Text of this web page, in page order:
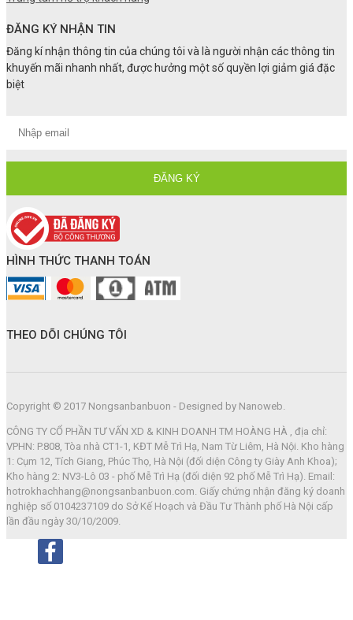
ĐĂNG KÝ NHẬN TIN
Đăng kí nhận thông tin của chúng tôi và là người nhận các thông tin
khuyến mãi nhanh nhất, được hưởng một số quyền lợi giảm giá đặc
biệt
HÌNH THỨC THANH TOÁN
THEO DÕI CHÚNG TÔI
Copyright © 2017 Nongsanbanbuon - Designed by Nanoweb.
CÔNG TY CỔ PHẦN TƯ VẤN XD & KINH DOANH TM HOÀNG HÀ , địa chỉ:
VPHN: P.808, Tòa nhà CT1-1, KĐT Mễ Trì Hạ, Nam Từ Liêm, Hà Nội. Kho hàng
1: Cụm 12, Tích Giang, Phúc Thọ, Hà Nội (đối diện Công ty Giày Anh Khoa);
Kho hàng 2: NV3-Lô 03 - phố Mễ Trì Hạ (đối diện 92 phố Mễ Trì Hạ). Email:
hotrokhachhang@nongsanbanbuon.com. Giấy chứng nhận đăng ký doanh
nghiệp số 0104237109 do Sở Kế Hoạch và Đầu Tư Thành phố Hà Nội cấp
lần đầu ngày 30/10/2009.